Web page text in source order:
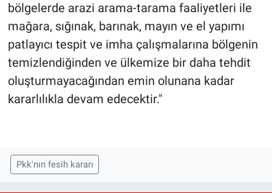
bölgelerde arazi arama-tarama faaliyetleri ile
mağara, sığınak, barınak, mayın ve el yapımı
patlayıcı tespit ve imha çalışmalarına bölgenin
temizlendiğinden ve ülkemize bir daha tehdit
oluşturmayacağından emin olunana kadar
kararlılıkla devam edecektir."
Pkk'nın fesih kararı